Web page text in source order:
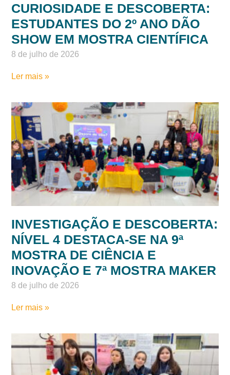
CURIOSIDADE E DESCOBERTA:
ESTUDANTES DO 2º ANO DÃO
SHOW EM MOSTRA CIENTÍFICA
8 de julho de 2026
Ler mais »
INVESTIGAÇÃO E DESCOBERTA:
NÍVEL 4 DESTACA-SE NA 9ª
MOSTRA DE CIÊNCIA E
INOVAÇÃO E 7ª MOSTRA MAKER
8 de julho de 2026
Ler mais »